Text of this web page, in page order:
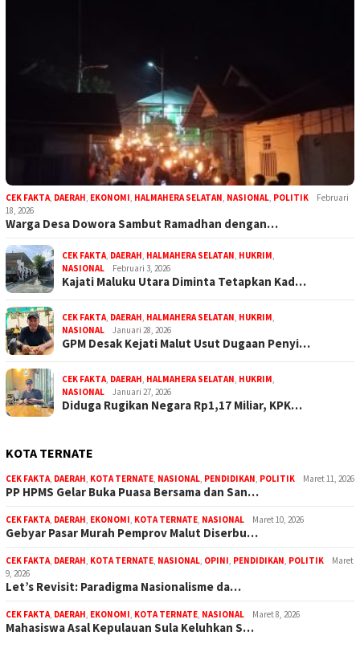
CEK FAKTA, DAERAH, EKONOMI, HALMAHERA SELATAN, NASIONAL, POLITIK
Februari
18, 2026
Warga Desa Dowora Sambut Ramadhan dengan…
CEK FAKTA, DAERAH, HALMAHERA SELATAN, HUKRIM,
NASIONAL
Februari 3, 2026
Kajati Maluku Utara Diminta Tetapkan Kad…
CEK FAKTA, DAERAH, HALMAHERA SELATAN, HUKRIM,
NASIONAL
Januari 28, 2026
GPM Desak Kejati Malut Usut Dugaan Penyi…
CEK FAKTA, DAERAH, HALMAHERA SELATAN, HUKRIM,
NASIONAL
Januari 27, 2026
Diduga Rugikan Negara Rp1,17 Miliar, KPK…
KOTA TERNATE
CEK FAKTA, DAERAH, KOTA TERNATE, NASIONAL, PENDIDIKAN, POLITIK Maret 11, 2026
PP HPMS Gelar Buka Puasa Bersama dan San…
CEK FAKTA, DAERAH, EKONOMI, KOTA TERNATE, NASIONAL Maret 10, 2026
Gebyar Pasar Murah Pemprov Malut Diserbu…
CEK FAKTA, DAERAH, KOTA TERNATE, NASIONAL, OPINI, PENDIDIKAN, POLITIK
Maret
9, 2026
Let’s Revisit: Paradigma Nasionalisme da…
CEK FAKTA, DAERAH, EKONOMI, KOTA TERNATE, NASIONAL Maret 8, 2026
Mahasiswa Asal Kepulauan Sula Keluhkan S…